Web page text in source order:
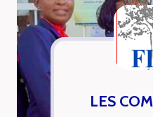
LES